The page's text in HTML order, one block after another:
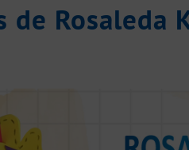
de Rosaleda